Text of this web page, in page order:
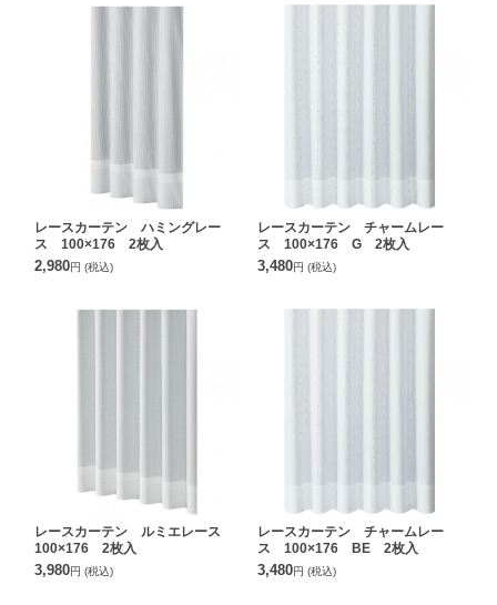
レースカーテン ハミングレー
ス 100×176 2枚入
2,980円 (税込)
レースカーテン チャームレー
ス 100×176 G 2枚入
3,480円 (税込)
レースカーテン ルミエレース
100×176 2枚入
3,980円 (税込)
レースカーテン チャームレー
ス 100×176 BE 2枚入
3,480円 (税込)